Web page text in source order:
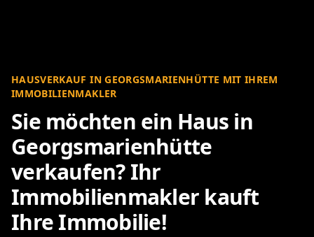
HAUSVERKAUF IN GEORGSMARIENHÜTTE MIT IHREM
IMMOBILIENMAKLER
Sie möchten ein Haus in
Georgsmarienhütte
verkaufen? Ihr
Immobilienmakler kauft
Ihre Immobilie!